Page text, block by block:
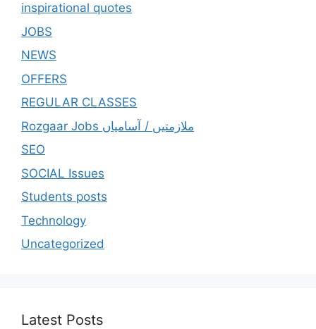
inspirational quotes
JOBS
NEWS
OFFERS
REGULAR CLASSES
Rozgaar Jobs ملازمتيں / آسامياں
SEO
SOCIAL Issues
Students posts
Technology
Uncategorized
Latest Posts